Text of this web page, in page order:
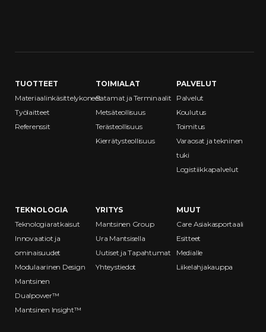
TUOTTEET
Materiaalinkäsittelykoneet
Työlaitteet
Referenssit
TOIMIALAT
Satamat ja Terminaalit
Metsäteollisuus
Terästeollisuus
Kierrätysteollisuus
PALVELUT
Palvelut
Koulutus
Toimitus
Varaosat ja tekninen
tuki
Logistiikkapalvelut
TEKNOLOGIA
Teknologiaratkaisut
Innovaatiot ja
ominaisuudet
Modulaarinen Design
Mantsinen
Dualpower™
Mantsinen Insight™
YRITYS
Mantsinen Group
Ura Mantsisella
Uutiset ja Tapahtumat
Yhteystiedot
MUUT
Care Asiakasportaali
Esitteet
Medialle
Liikelahjakauppa